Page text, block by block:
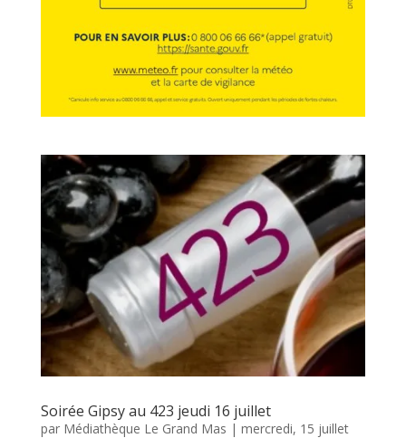
Soirée Gipsy au 423 jeudi 16 juillet
par Médiathèque Le Grand Mas | mercredi, 15 juillet